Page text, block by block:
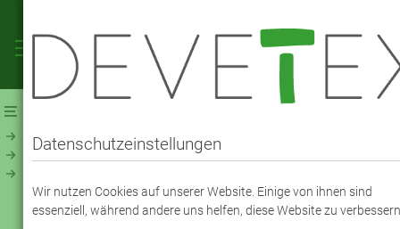
Viskose Taft Premium (120300)
Saphirblau
Datenschutzeinstellungen
Wir nutzen Cookies auf unserer Website. Einige von ihnen sind
essenziell, während andere uns helfen, diese Website zu